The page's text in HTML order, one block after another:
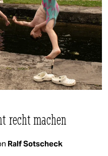
recht machen
Ralf Sotscheck